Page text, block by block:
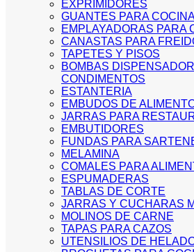
EXPRIMIDORES
GUANTES PARA
EMPLAYADORAS PARA
CANASTAS PARA
TAPETES Y PISOS
BOMBAS
CONDIMENTOS
ESTANTERIA
EMBUDOS DE
JARRAS PARA
EMBUTIDORES
FUNDAS PARA
MELAMINA
COMALES PARA
ESPUMADERAS
TABLAS DE CORTE
JARRAS Y CUCHARAS
MOLINOS DE CARNE
TAPAS PARA CAZOS
UTENSILIOS DE